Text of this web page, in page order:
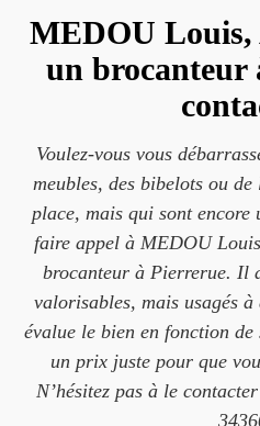
MEDOU
un brocanteur
Voulez-vous vous
meubles, des bibelots ou
place, mais qui sont encore
faire appel à MEDOU
brocanteur à Pierrerue. Il
valorisables, mais usagés
évalue le bien en fonction
un prix juste pour que
N’hésitez pas à le